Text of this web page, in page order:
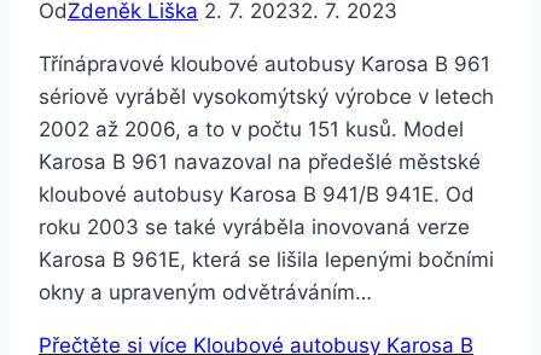
OdZdeněk Liška 2. 7. 20232. 7. 2023
Třínápravové kloubové autobusy Karosa B 961
sériově vyráběl vysokomýtský výrobce v letech
2002 až 2006, a to v počtu 151 kusů. Model
Karosa B 961 navazoval na předešlé městské
kloubové autobusy Karosa B 941/B 941E. Od
roku 2003 se také vyráběla inovovaná verze
Karosa B 961E, která se lišila lepenými bočními
okny a upraveným odvětráváním…
Přečtěte si více Kloubové autobusy Karosa B